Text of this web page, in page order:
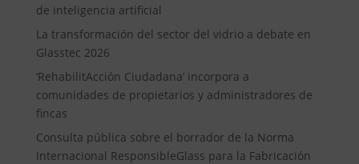
de inteligencia artificial
La transformación del sector del vidrio a debate en
Glasstec 2026
‘RehabilitAcción Ciudadana’ incorpora a
comunidades de propietarios y administradores de
fincas
Consulta pública sobre el borrador de la Norma
Internacional ResponsibleGlass para la Fabricación